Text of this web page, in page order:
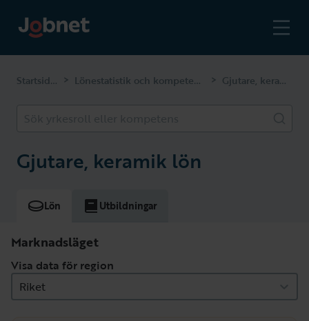
Startsidan > Lönestatistik och kompetenser > Gjutare, keramik
Gjutare, keramik lön
Lön Utbildningar
Marknadsläget
Visa data för region
Riket